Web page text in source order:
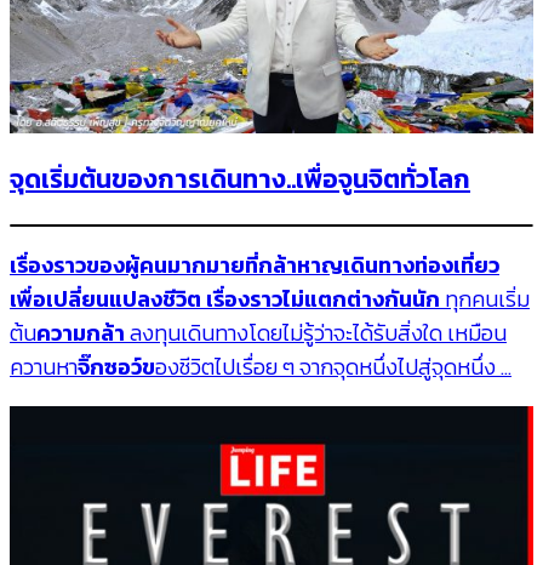
จุดเริ่มต้นของการเดินทาง..เพื่อจูนจิตทั่วโลก
เรื่องราวของผู้คนมากมายที่กล้าหาญเดินทางท่องเที่ยว
เพื่อเปลี่ยนแปลงชีวิต เรื่องราวไม่แตกต่างกันนักทุกคนเริ่ม
ต้นความกล้าลงทุนเดินทางโดยไม่รู้ว่าจะได้รับสิ่งใด เหมือน
ควานหาจิ๊กซอว์ของชีวิตไปเรื่อย ๆ จากจุดหนึ่งไปสู่จุดหนึ่ง …